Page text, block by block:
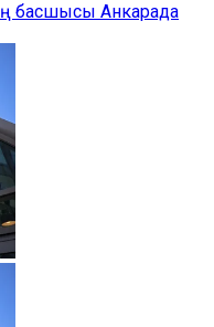
басшысы Анкарада